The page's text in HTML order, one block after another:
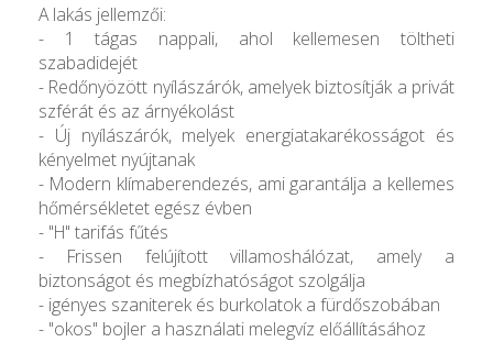
A lakás jellemzői:
- 1 tágas nappali, ahol kellemesen töltheti
szabadidejét
- Redőnyözött nyílászárók, amelyek biztosítják a privát
szférát és az árnyékolást
- Új nyílászárók, melyek energiatakarékosságot és
kényelmet nyújtanak
- Modern klímaberendezés, ami garantálja a kellemes
hőmérsékletet egész évben
- "H" tarifás fűtés
- Frissen felújított villamoshálózat, amely a
biztonságot és megbízhatóságot szolgálja
- igényes szaniterek és burkolatok a fürdőszobában
- "okos" bojler a használati melegvíz előállításához